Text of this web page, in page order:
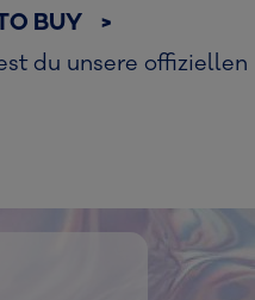
BUY >
du unsere offiziellen